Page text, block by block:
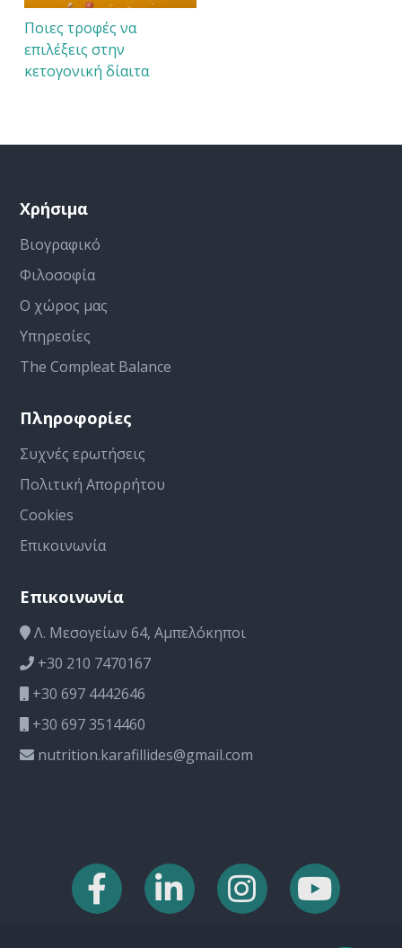
Ποιες τροφές να
επιλέξεις στην
κετογονική δίαιτα
Χρήσιμα
Βιογραφικό
Φιλοσοφία
Ο χώρος μας
Υπηρεσίες
The Compleat Balance
Πληροφορίες
Συχνές ερωτήσεις
Πολιτική Απορρήτου
Cookies
Επικοινωνία
Επικοινωνία
Λ. Μεσογείων 64, Αμπελόκηποι
+30 210 7470167
+30 697 4442646
+30 697 3514460
nutrition.karafillides@gmail.com